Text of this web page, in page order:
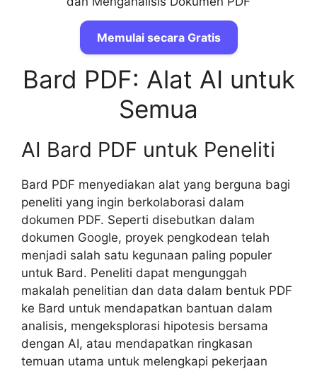
Memulai secara Gratis
Bard PDF: Alat AI untuk
Semua
AI Bard PDF untuk Peneliti
Bard PDF menyediakan alat yang berguna bagi
peneliti yang ingin berkolaborasi dalam
dokumen PDF. Seperti disebutkan dalam
dokumen Google, proyek pengkodean telah
menjadi salah satu kegunaan paling populer
untuk Bard. Peneliti dapat mengunggah
makalah penelitian dan data dalam bentuk PDF
ke Bard untuk mendapatkan bantuan dalam
analisis, mengeksplorasi hipotesis bersama
dengan AI, atau mendapatkan ringkasan
temuan utama untuk melengkapi pekerjaan